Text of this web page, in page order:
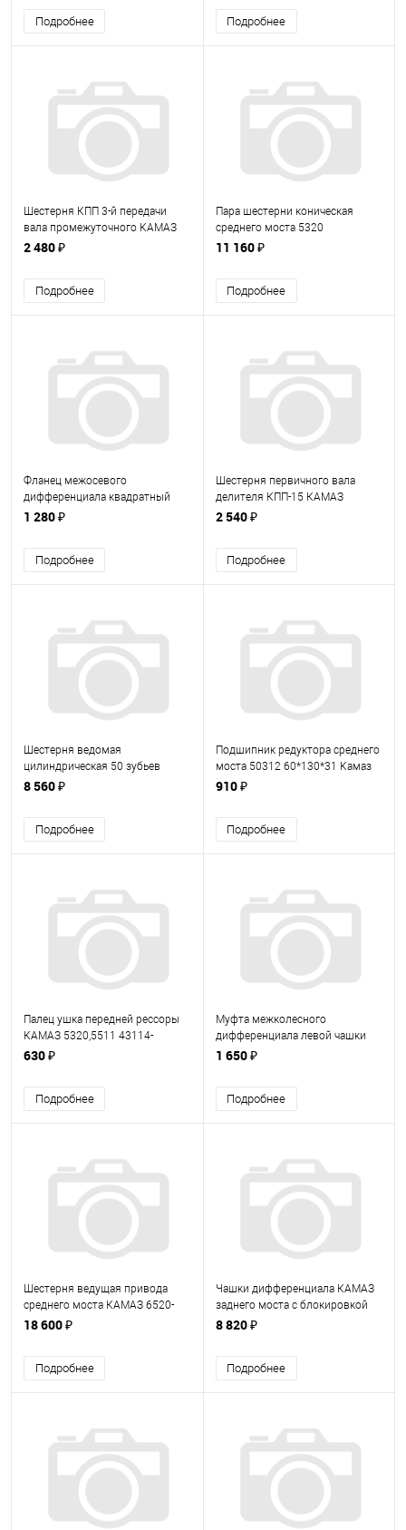
Подробнее Подробнее
Шестерня КПП 3-й передачи
вала промежуточного КАМАЗ
65115 14-1701051 (141701051)
2 480 ₽
Подробнее
Пара шестерни коническая
среднего моста 5320
(53202502020)
11 160 ₽
Подробнее
Фланец межосевого
дифференциала квадратный
КАМАЗ 5320-2506037
1 280 ₽
Подробнее
Шестерня первичного вала
делителя КПП-15 КАМАЗ
15.1770050 (151770050)
2 540 ₽
Подробнее
Шестерня ведомая
цилиндрическая 50 зубьев
КАМАЗ 5320-2402120-20
8 560 ₽
Подробнее
Подшипник редуктора среднего
моста 50312 60*130*31 Камаз
(190003311543)
910 ₽
Подробнее
Палец ушка передней рессоры
КАМАЗ 5320,5511 43114-
2902478 (431142902478)
630 ₽
Подробнее
Муфта межколесного
дифференциала левой чашки
КАМАЗ 55111,65115,6520
1 650 ₽
Подробнее
Шестерня ведущая привода
среднего моста КАМАЗ 6520-
2502110 (65202502110)
18 600 ₽
Подробнее
Чашки дифференциала КАМАЗ
заднего моста с блокировкой
КАМАЗ (532292403016)
8 820 ₽
Подробнее